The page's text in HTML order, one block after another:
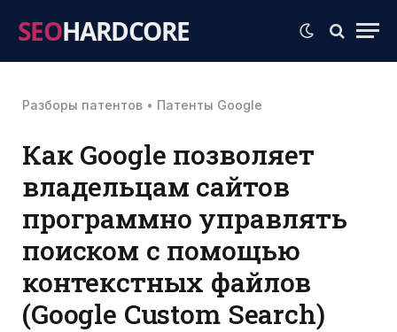
SEOHARDCORE
Разборы патентов • Патенты Google
Как Google позволяет
владельцам сайтов
программно управлять
поиском с помощью
контекстных файлов
(Google Custom Search)